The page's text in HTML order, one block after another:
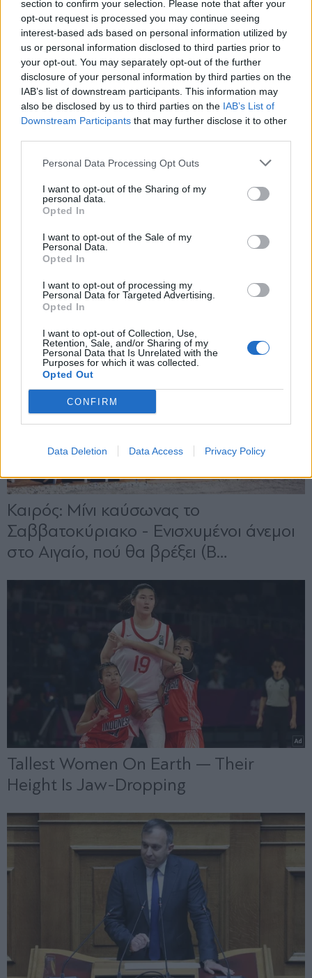
section to confirm your selection. Please note that after your
opt-out request is processed you may continue seeing
interest-based ads based on personal information utilized by
us or personal information disclosed to third parties prior to
your opt-out. You may separately opt-out of the further
disclosure of your personal information by third parties on the
IAB’s list of downstream participants. This information may
also be disclosed by us to third parties on the IAB’s List of
Downstream Participants that may further disclose it to other
Personal Data Processing Opt Outs
I want to opt-out of the Sharing of my
personal data.
Opted In
I want to opt-out of the Sale of my
Personal Data.
Opted In
I want to opt-out of processing my
Personal Data for Targeted Advertising.
Opted In
I want to opt-out of Collection, Use,
Retention, Sale, and/or Sharing of my
Personal Data that Is Unrelated with the
Purposes for which it was collected.
Opted Out
CONFIRM
Data Deletion Data Access Privacy Policy
Εγγραφή στο newsletter
Αποδέχομαι τους
και την πολιτική απορρήτου
X